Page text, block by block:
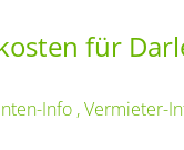
für
Info ,Vermieter-